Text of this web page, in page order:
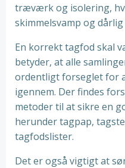
træværk og isolering,
skimmelsvamp og
En korrekt tagfod skal
betyder, at alle
ordentligt forseglet for
igennem. Der findes
metoder til at sikre en
herunder tagpap,
tagfodslister.
Det er også vigtigt at